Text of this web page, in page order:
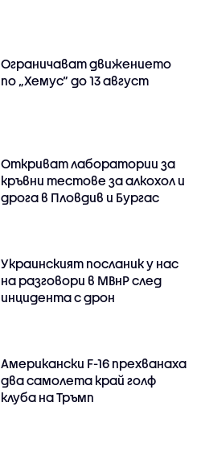
Ограничават движението
по „Хемус“ до 13 август
Откриват лаборатории за
кръвни тестове за алкохол и
дрога в Пловдив и Бургас
Украинският посланик у нас
на разговори в МВнР след
инцидента с дрон
Американски F-16 прехванаха
два самолета край голф
клуба на Тръмп